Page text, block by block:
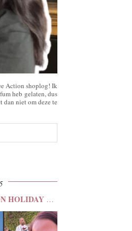
Action shoplog! Ik
heb gelaten, dus
niet om deze te
VAKANTIE VLOG 2025 ZATON HOLIDAY RESORT